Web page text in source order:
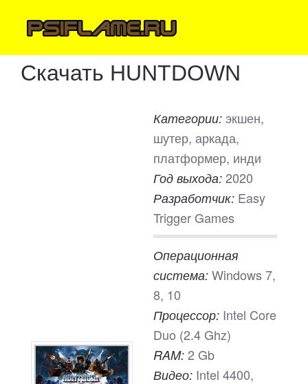
Скачать HUNTDOWN
Категории: экшен,
шутер, аркада,
платформер, инди
Год выхода: 2020
Разработчик: Easy
Trigger Games
Операционная
система: Windows 7,
8, 10
Процессор: Intel Core
Duo (2.4 Ghz)
RAM: 2 Gb
Видео: Intel 4400,